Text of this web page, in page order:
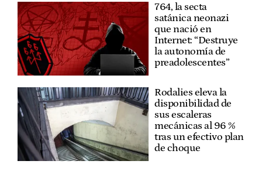
764, la secta
satánica neonazi
que nació en
Internet: “Destruye
la autonomía de
preadolescentes”
Rodalies eleva la
disponibilidad de
sus escaleras
mecánicas al 96 %
tras un efectivo plan
de choque